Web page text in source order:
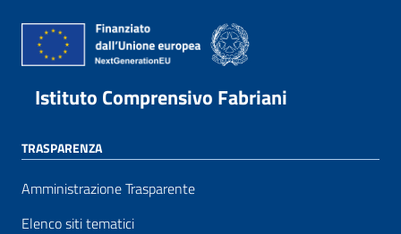
Istituto Comprensivo Fabriani
TRASPARENZA
Amministrazione Trasparente
Elenco siti tematici